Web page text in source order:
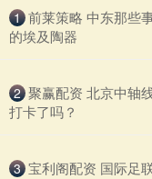
1 前莱策略 中东那些
的埃及陶器
2 聚赢配资 北京中轴
打卡了吗？
3 宝利阁配资 国际足